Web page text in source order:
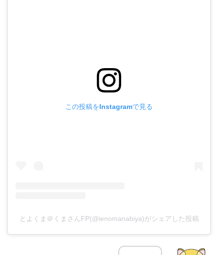
この投稿をInstagramで見る
とよくま＠くまさんFP(@ienomanabiya)がシェアした投稿